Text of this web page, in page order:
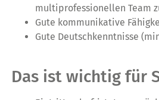
multiprofessionellen Team
Gute kommunikative
Gute Deutschkenntnisse
Das ist wichtig für